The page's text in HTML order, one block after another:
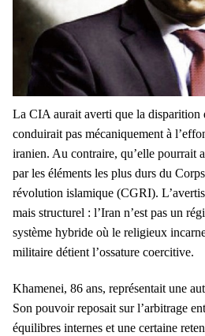
La CIA aurait averti que la disparition
conduirait pas mécaniquement à
iranien. Au contraire, qu’elle pourrait
par les éléments les plus durs du
révolution islamique (CGRI).
mais structurel : l’Iran n’est pas un
système hybride où le religieux
militaire détient l’ossature coercitive.
Khamenei, 86 ans, représentait une
Son pouvoir reposait sur l’arbitrage
équilibres internes et une certaine